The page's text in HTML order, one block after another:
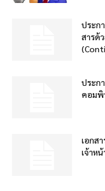
ประก
สารด้
ประก
คอมพิ
เอกส
เจ้าห